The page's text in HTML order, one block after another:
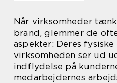
Når virksomheder
brand, glemmer de
aspekter: Deres
virksomheden ser ud
indflydelse på
medarbejdernes